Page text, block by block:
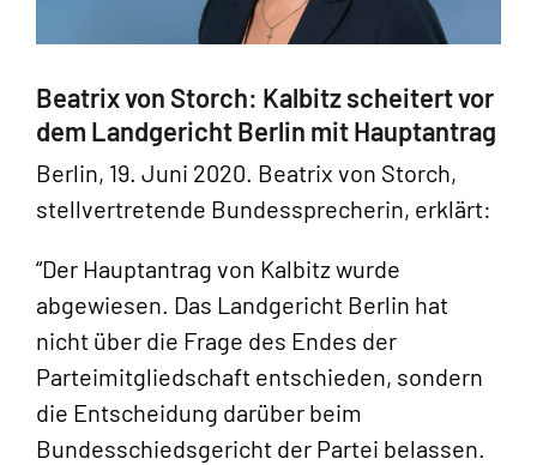
Beatrix von Storch: Kalbitz scheitert vor
dem Landgericht Berlin mit Hauptantrag
Berlin, 19. Juni 2020. Beatrix von Storch,
stellvertretende Bundessprecherin, erklärt:
“Der Hauptantrag von Kalbitz wurde
abgewiesen. Das Landgericht Berlin hat
nicht über die Frage des Endes der
Parteimitgliedschaft entschieden, sondern
die Entscheidung darüber beim
Bundesschiedsgericht der Partei belassen.